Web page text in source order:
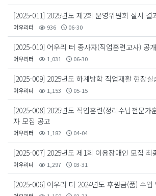
[2025-011] 2025년도 제2회 운영위원회 실시 결
어우리터 936 06-30
[2025-010] 어우리 터 종사자(직업훈련교사) 공
어우리터 1,031 06-30
[2025-009] 2025년도 하계방학 직업재활 현장실
어우리터 1,153 05-15
[2025-008] 2025년도 직업훈련(정리수납전문가
자 모집 공고
어우리터 1,182 04-04
[2025-007] 2025년도 제1회 이용장애인 모집 최
어우리터 1,297 03-31
[2025-006] 어우리 터 2024년도 후원금(품) 수